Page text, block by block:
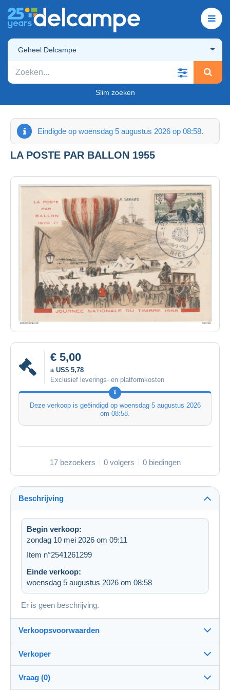
Geheel Delcampe
Slim zoeken
Eindigde op woensdag 5 augustus 2026 op 08:58.
LA POSTE PAR BALLON 1955
€ 5,00
± US$ 5,78
Exclusief leverings- en platformkosten
Deze verkoop is geëindigd op woensdag 5 augustus 2026
om 08:58
17 bezoekers 0 volgers 0 biedingen
Beschrijving
Begin verkoop:
zondag 10 mei 2026 om 09:11
Item n°2541261299
Einde verkoop:
woensdag 5 augustus 2026 om 08:58
Er is geen beschrijving.
Verkoopsvoorwaarden
Bestemming:
Zie de lijst van landen
Verkoper
Vraag (0)